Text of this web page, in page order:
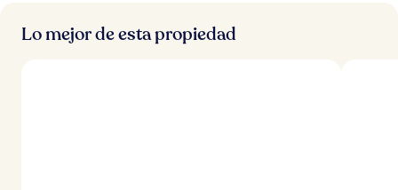
v
Lo mejor de esta propiedad